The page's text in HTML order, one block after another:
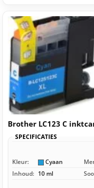
Brother LC123 C
SPECIFICATIES
Kleur: Cyaan
Inhoud: 10 ml